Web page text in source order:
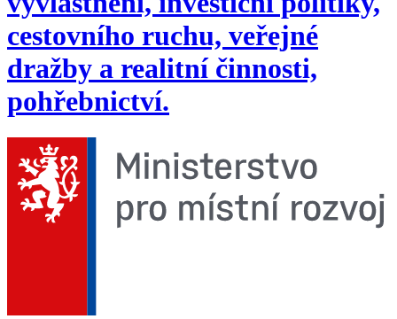
cestovního ruchu, veřejné
dražby a realitní činnosti,
pohřebnictví.